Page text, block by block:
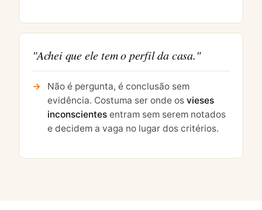
"Achei que ele tem o perfil da casa."
Não é pergunta, é conclusão sem
evidência. Costuma ser onde os vieses
inconscientes entram sem serem notados
e decidem a vaga no lugar dos critérios.